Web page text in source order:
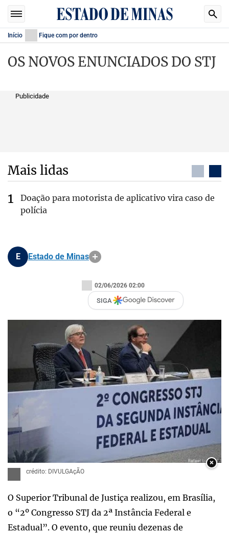
Início Fique com por dentro
OS NOVOS ENUNCIADOS DO STJ
Publicidade
Mais lidas
Doação para motorista de aplicativo vira caso de
polícia
E Estado de Minas
02/06/2026 02:00
SIGA
×
crédito: DIVULGAçÃO
O Superior Tribunal de Justiça realizou, em Brasília,
o “2º Congresso STJ da 2ª Instância Federal e
Estadual”. O evento, que reuniu dezenas de